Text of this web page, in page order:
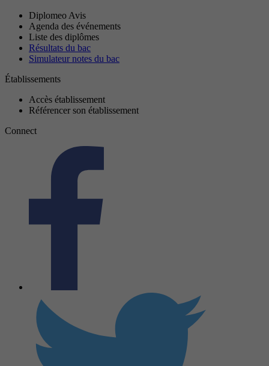
Diplomeo Avis
Agenda des événements
Liste des diplômes
Résultats du bac
Simulateur notes du bac
Établissements
Accès établissement
Référencer son établissement
Connect